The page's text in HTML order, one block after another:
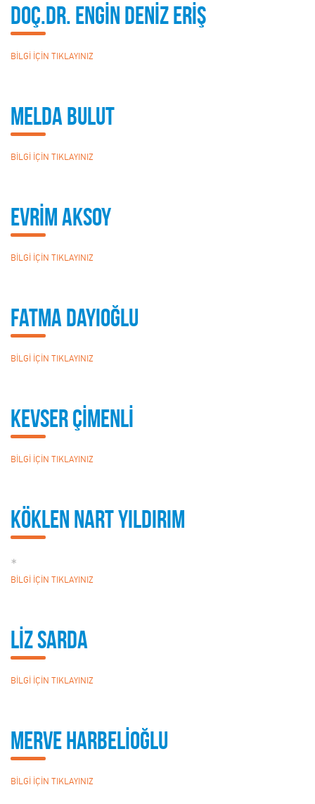
Doç.Dr. ENGİN DENİZ ERİŞ
BİLGİ İÇİN TIKLAYINIZ
Melda Bulut
BİLGİ İÇİN TIKLAYINIZ
EVRİM AKSOY
BİLGİ İÇİN TIKLAYINIZ
Fatma Dayıoğlu
BİLGİ İÇİN TIKLAYINIZ
KEVSER ÇİMENLİ
BİLGİ İÇİN TIKLAYINIZ
Köklen Nart Yıldırım
*
BİLGİ İÇİN TIKLAYINIZ
LİZ SARDA
BİLGİ İÇİN TIKLAYINIZ
MERVE HARBELİOĞLU
BİLGİ İÇİN TIKLAYINIZ